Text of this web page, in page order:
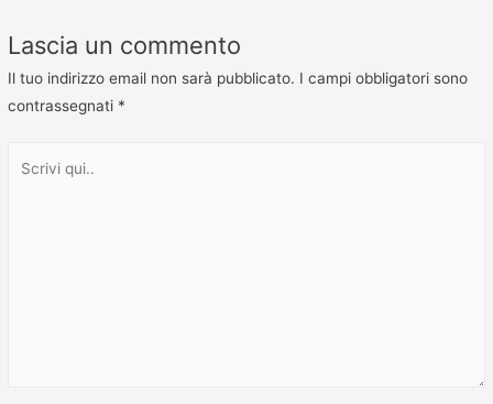
Lascia un commento
Il tuo indirizzo email non sarà pubblicato. I campi obbligatori sono
contrassegnati *